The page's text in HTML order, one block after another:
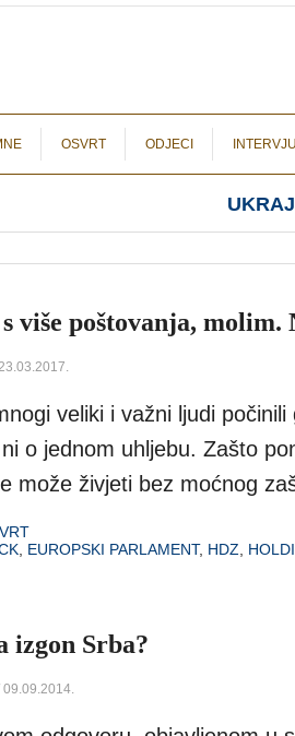
OSVRT ODJECI INTERVJU
više poštovanja, molim.
veliki i važni ljudi
o jednom uhljebu. Zašto
može živjeti bez moćnog
EUROPSKI PARLAMENT, HDZ
izgon Srba?
09.09.2014.